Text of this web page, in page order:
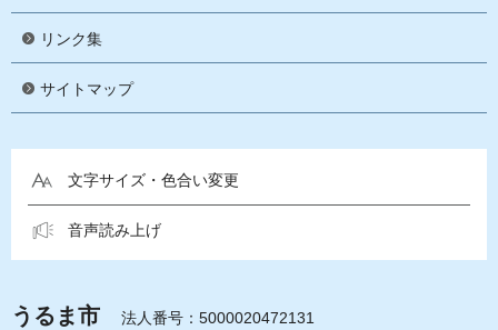
リンク集
サイトマップ
文字サイズ・色合い変更
音声読み上げ
うるま市
法人番号：5000020472131